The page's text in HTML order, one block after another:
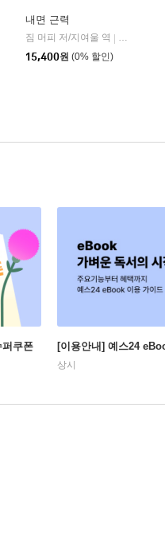
내면 근력
짐 머피 저/지여울 역 |
15,400원 (0% 할인)
쿠폰 [이용안내] 예스24
상시